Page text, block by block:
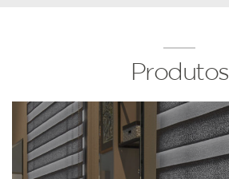
Produtos